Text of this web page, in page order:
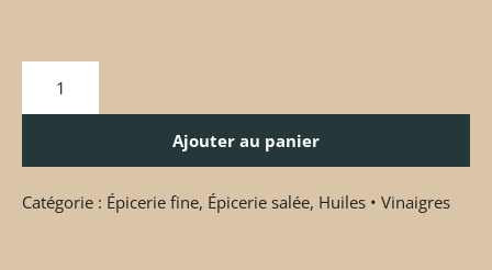
Ajouter au panier
Catégorie : Épicerie fine, Épicerie salée, Huiles • Vinaigres